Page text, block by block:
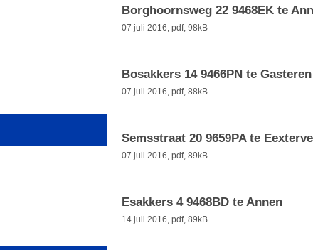
Borghoornsweg 22 9468EK te
07 juli 2016, pdf, 98kB
Bosakkers 14 9466PN te Gasteren
07 juli 2016, pdf, 88kB
Semsstraat 20 9659PA te
07 juli 2016, pdf, 89kB
Esakkers 4 9468BD te Annen
14 juli 2016, pdf, 89kB